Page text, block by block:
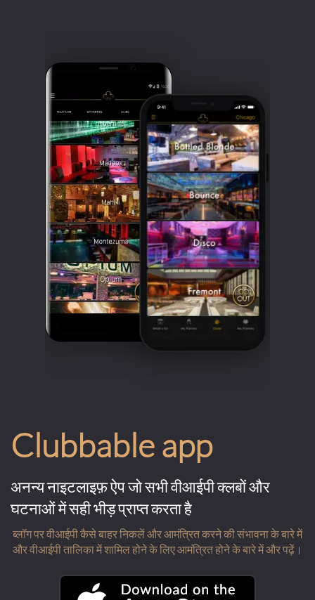
Clubbable app
अनन्य नाइटलाइफ़ ऐप जो सभी वीआईपी क्लबों और
घटनाओं में सही भीड़ प्राप्त करता है
ब्लॉग पर वीआईपी कैसे बाहर निकलें और आमंत्रित करने की संभावना के बारे में
और वीआईपी तालिका में शामिल होने के लिए आमंत्रित होने के बारे में और पढ़ें।